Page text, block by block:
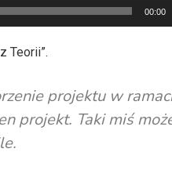
00:00
Teorii”.
projektu w
projekt. Taki miś